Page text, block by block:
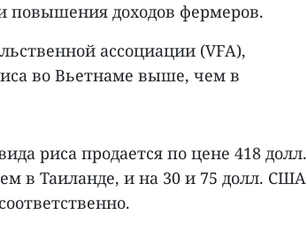
повышения доходов фермеров.
ассоциации (VFA),
во Вьетнаме выше, чем в
риса продается по цене 418 долл.
в Таиланде, и на 30 и 75 долл. США